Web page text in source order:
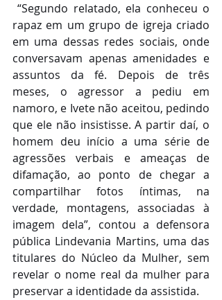
“Segundo relatado, ela conheceu o
rapaz em um grupo de igreja criado
em uma dessas redes sociais, onde
conversavam apenas amenidades e
assuntos da fé. Depois de três
meses, o agressor a pediu em
namoro, e Ivete não aceitou, pedindo
que ele não insistisse. A partir daí, o
homem deu início a uma série de
agressões verbais e ameaças de
difamação, ao ponto de chegar a
compartilhar fotos íntimas, na
verdade, montagens, associadas à
imagem dela”, contou a defensora
pública Lindevania Martins, uma das
titulares do Núcleo da Mulher, sem
revelar o nome real da mulher para
preservar a identidade da assistida.